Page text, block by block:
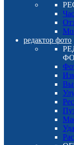
редактор фото